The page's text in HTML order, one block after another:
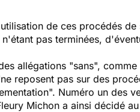
de ces procédés de
pas terminées,
allégations "sans", comme
ne reposent pas sur des
". Numéro un des
Michon a ainsi décidé